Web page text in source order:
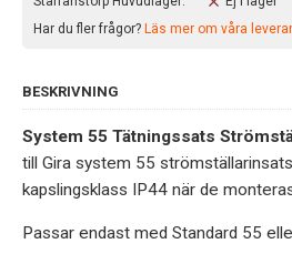
Har du fler frågor? Läs mer om våra
BESKRIVNING
System 55 Tätningssats
till Gira system 55
kapslingsklass IP44 när de
Passar endast med Standard 55